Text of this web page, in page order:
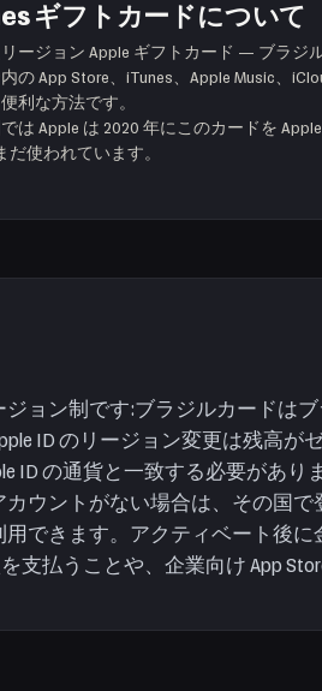
ギフトカードについて
ージョン Apple ギフトカード — ブラジ
の App Store、iTunes、Apple Music、
利な方法です。
は Apple は 2020 年にこのカードを
使われています。
ョン制です:ブラジルカードは
ID のリージョン変更は残高が
ID の通貨と一致する必要があり
ウントがない場合は、その国で
できます。アクティベート後に
支払うことや、企業向け App